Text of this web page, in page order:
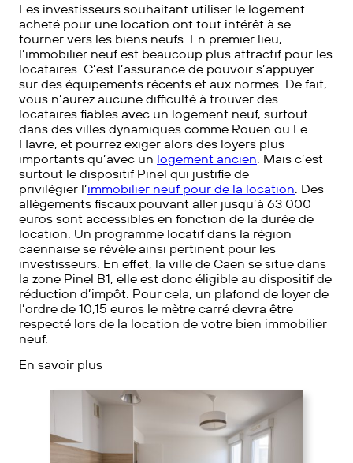
Les investisseurs souhaitant utiliser le logement
acheté pour une location ont tout intérêt à se
tourner vers les biens neufs. En premier lieu,
l’immobilier neuf est beaucoup plus attractif pour les
locataires. C’est l’assurance de pouvoir s’appuyer
sur des équipements récents et aux normes. De fait,
vous n’aurez aucune difficulté à trouver des
locataires fiables avec un logement neuf, surtout
dans des villes dynamiques comme Rouen ou Le
Havre, et pourrez exiger alors des loyers plus
importants qu’avec un logement ancien . Mais c’est
surtout le dispositif Pinel qui justifie de
privilégier l’immobilier neuf pour de la location . Des
allègements fiscaux pouvant aller jusqu’à 63 000
euros sont accessibles en fonction de la durée de
location. Un programme locatif dans la région
caennaise se révèle ainsi pertinent pour les
investisseurs. En effet, la ville de Caen se situe dans
la zone Pinel B1, elle est donc éligible au dispositif de
réduction d’impôt. Pour cela, un plafond de loyer de
l’ordre de 10,15 euros le mètre carré devra être
respecté lors de la location de votre bien immobilier
neuf.
En savoir plus